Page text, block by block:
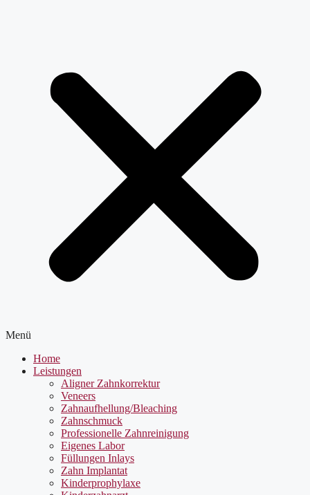
Menü
Home
Leistungen
Aligner Zahnkorrektur
Veneers
Zahnaufhellung/Bleaching
Zahnschmuck
Professionelle Zahnreinigung
Eigenes Labor
Füllungen Inlays
Zahn Implantat
Kinderprophylaxe